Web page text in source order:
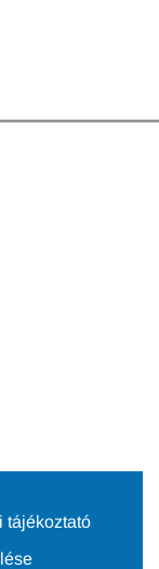
tájékoztató